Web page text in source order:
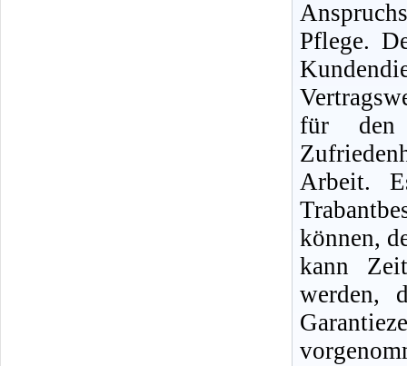
Pflege.
für den
Arbeit.
können,
kann
werden,